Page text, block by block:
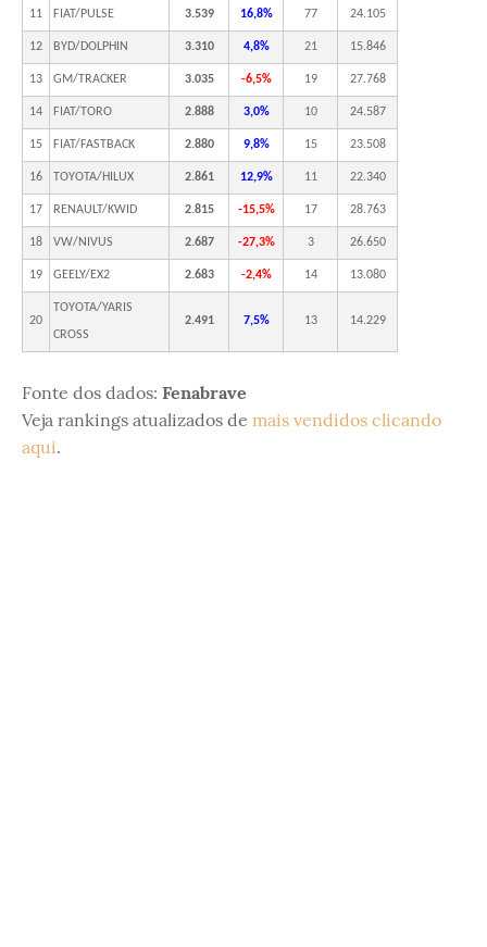
11 FIAT/PULSE 3.539 16,8% 77 24.105
12 BYD/DOLPHIN 3.310 4,8% 21 15.846
13 GM/TRACKER 3.035 -6,5% 19 27.768
14 FIAT/TORO 2.888 3,0% 10 24.587
15 FIAT/FASTBACK 2.880 9,8% 15 23.508
16 TOYOTA/HILUX 2.861 12,9% 11 22.340
17 RENAULT/KWID 2.815 -15,5% 17 28.763
18 VW/NIVUS 2.687 -27,3% 3 26.650
19 GEELY/EX2 2.683 -2,4% 14 13.080
20
TOYOTA/YARIS
CROSS
2.491 7,5% 13 14.229
Fonte dos dados: Fenabrave
Veja rankings atualizados de mais vendidos clicando
aqui.